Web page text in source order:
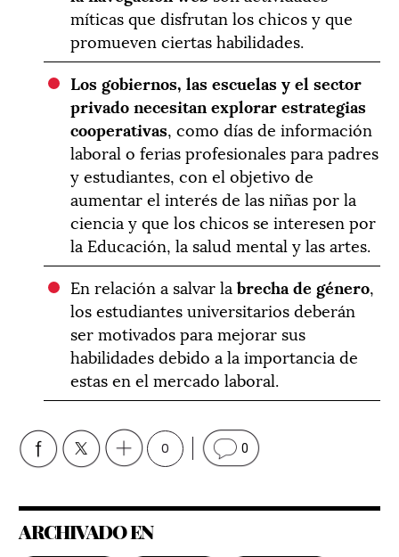
míticas que disfrutan los chicos y que
promueven ciertas habilidades.
Los gobiernos, las escuelas y el sector
privado necesitan explorar estrategias
cooperativas, como días de información
laboral o ferias profesionales para padres
y estudiantes, con el objetivo de
aumentar el interés de las niñas por la
ciencia y que los chicos se interesen por
la Educación, la salud mental y las artes.
En relación a salvar labrecha de género,
los estudiantes universitarios deberán
ser motivados para mejorar sus
habilidades debido a la importancia de
estas en el mercado laboral.
0 0
ARCHIVADO EN